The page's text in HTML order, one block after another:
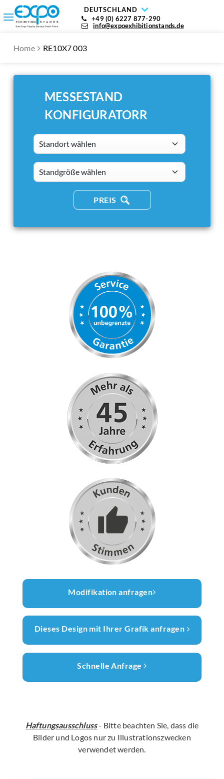
DEUTSCHLAND
+49 (0) 6227 877-290
info@expoexhibitionstands.de
Home RE10X7 003
MESSESTAND
KONFIGURATORR
Standort wählen
standsizes
PREIS
Modifikation anfragen
Dieses Design mit Ihrer Grafik anfragen
Schnelle Anfrage
Haftungsausschluss- Bitte beachten Sie, dass die
Bilder und Logos nur zu Illustrationszwecken
verwendet werden.